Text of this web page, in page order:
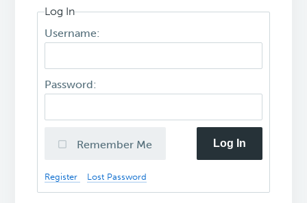
Log In
Username:
Password:
Remember Me Log In
Register Lost Password